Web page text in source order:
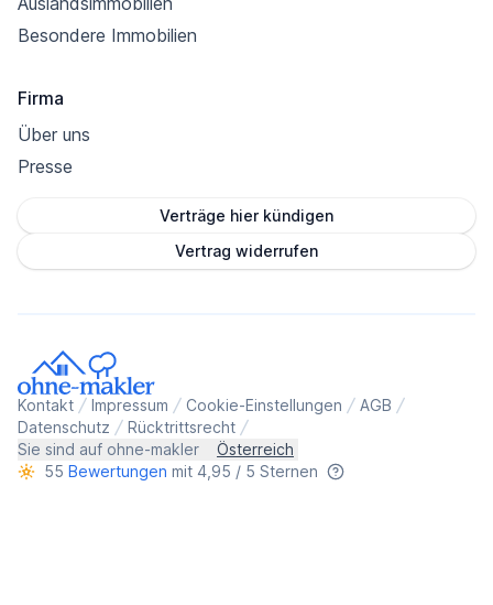
Besondere Immobilien
Firma
Über uns
Presse
Verträge hier kündigen
Vertrag widerrufen
Kontakt Impressum Cookie-Einstellungen
AGB
Datenschutz
Rücktrittsrecht
Sie sind auf ohne-makler
Österreich
55 Bewertungen mit 4,95 / 5 Sternen